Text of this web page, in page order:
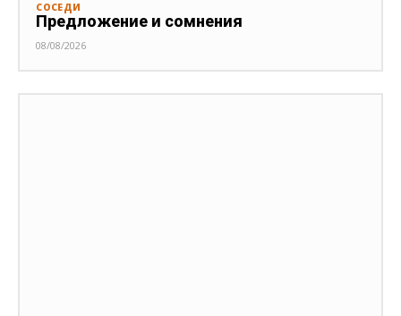
СОСЕДИ
Предложение и сомнения
08/08/2026